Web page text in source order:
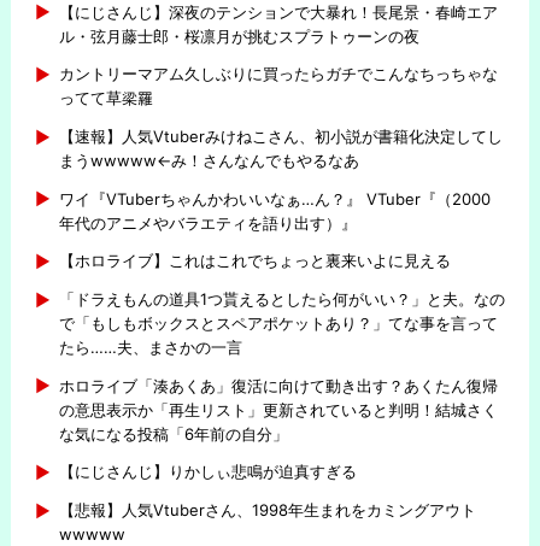
【にじさんじ】深夜のテンションで大暴れ！長尾景・春崎エア
ル・弦月藤士郎・桜凛月が挑むスプラトゥーンの夜
カントリーマアム久しぶりに買ったらガチでこんなちっちゃな
ってて草梁羅
【速報】人気Vtuberみけねこさん、初小説が書籍化決定してし
まうwwwww←み！さんなんでもやるなあ
ワイ『VTuberちゃんかわいいなぁ…ん？』 VTuber『（2000
年代のアニメやバラエティを語り出す）』
【ホロライブ】これはこれでちょっと裏来いよに見える
「ドラえもんの道具1つ貰えるとしたら何がいい？」と夫。なの
で「もしもボックスとスペアポケットあり？」てな事を言って
たら……夫、まさかの一言
ホロライブ「湊あくあ」復活に向けて動き出す？あくたん復帰
の意思表示か「再生リスト」更新されていると判明！結城さく
な気になる投稿「6年前の自分」
【にじさんじ】りかしぃ悲鳴が迫真すぎる
【悲報】人気Vtuberさん、1998年生まれをカミングアウト
wwwww